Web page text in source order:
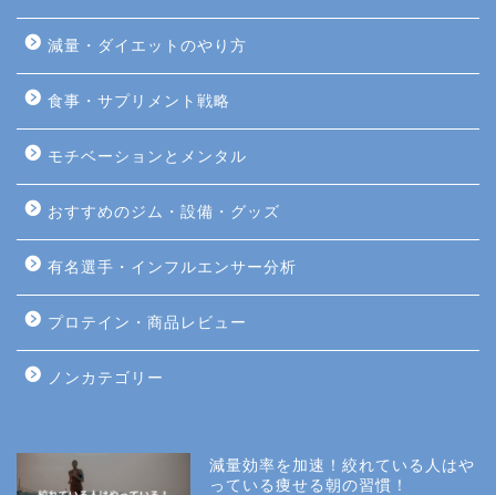
減量・ダイエットのやり方
食事・サプリメント戦略
モチベーションとメンタル
おすすめのジム・設備・グッズ
有名選手・インフルエンサー分析
プロテイン・商品レビュー
ノンカテゴリー
減量効率を加速！絞れている人はや
っている痩せる朝の習慣！